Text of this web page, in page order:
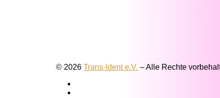
© 2026 Trans-Ident e.V. –Alle Rechte